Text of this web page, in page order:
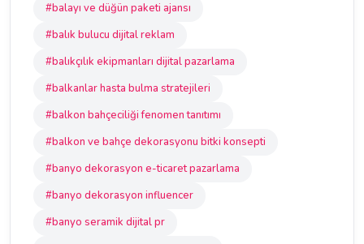
#balayı ve düğün paketi ajansı
#balık bulucu dijital reklam
#balıkçılık ekipmanları dijital pazarlama
#balkanlar hasta bulma stratejileri
#balkon bahçeciliği fenomen tanıtımı
#balkon ve bahçe dekorasyonu bitki konsepti
#banyo dekorasyon e-ticaret pazarlama
#banyo dekorasyon influencer
#banyo seramik dijital pr